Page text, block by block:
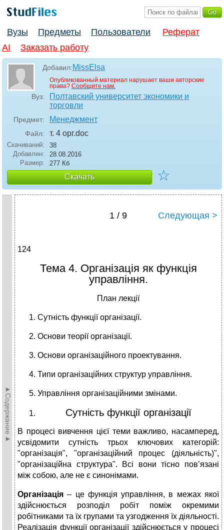
Вузы Предметы Пользователи
Реферат
AI
Заказать работу
Добавил:MissElsa
Опубликованный материал нарушает ваши авторские
права? Сообщите нам.
Вуз:
Полтавский университет экономики и
торговли
Предмет: Менеджмент
Файл: т. 4 орг.doc
Скачиваний:
38
Добавлен:
28.08.2016
Размер:
277 Кб
Скачать ☆
►Содержание►
1 / 9 Следующая >
124
Тема 4. Організація як функція
управління.
План лекції
Сутність функції організації.
Основи теорії організації.
Основи організаційного проектування.
Типи організаційних структур управління.
Управління організаційними змінами.
Сутність функції організації
В процесі вивчення цієї теми важливо, насамперед,
усвідомити сутність трьох ключових категорій:
"організація", "організаційний процес (діяльність)",
"організаційна структура". Всі вони тісно пов’язані
між собою, але не є синонімами.
Організація – це функція управління, в межах якої
здійснюється розподіл робіт поміж окремими
робітниками та їх групами та узгодження їх діяльності.
Реалізація функції організації здійснюється у процесі